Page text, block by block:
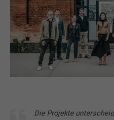
Die Projekte